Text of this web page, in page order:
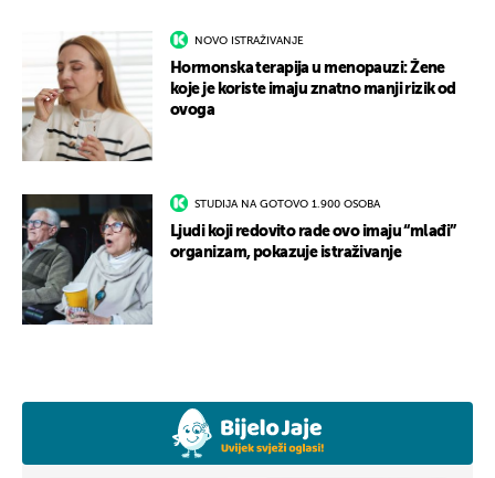
NOVO ISTRAŽIVANJE
Hormonska terapija u menopauzi: Žene
koje je koriste imaju znatno manji rizik od
ovoga
STUDIJA NA GOTOVO 1.900 OSOBA
Ljudi koji redovito rade ovo imaju “mlađi”
organizam, pokazuje istraživanje